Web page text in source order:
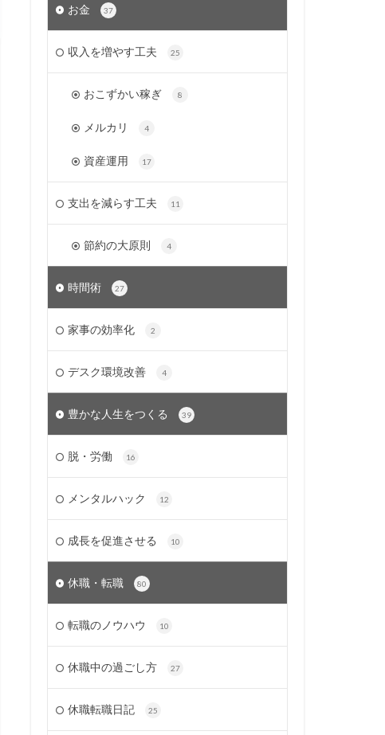
お金 37
収入を増やす工夫 25
おこずかい稼ぎ 8
メルカリ 4
資産運用 17
支出を減らす工夫 11
節約の大原則 4
時間術 27
家事の効率化 2
デスク環境改善 4
豊かな人生をつくる 39
脱・労働 16
メンタルハック 12
成長を促進させる 10
休職・転職 80
転職のノウハウ 10
休職中の過ごし方 27
休職転職日記 25